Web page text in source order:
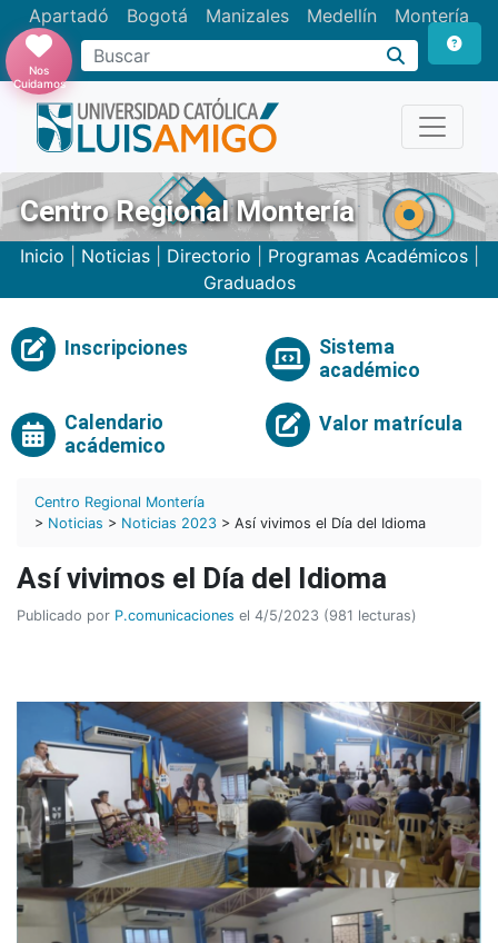
Apartadó Bogotá Manizales Medellín Montería
Nos
Cuidamos
Centro Regional Montería
Inicio Noticias| Directorio Programas Académicos|
Graduados
Inscripciones
Sistema
académico
Calendario
acádemico
Valor matrícula
Centro Regional Montería
> Noticias > Noticias 2023 > Así vivimos el Día del Idioma
Así vivimos el Día del Idioma
Publicado por P.comunicaciones el 4/5/2023 (981 lecturas)